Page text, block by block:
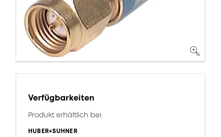
Verfügbarkeiten
Produkt erhältlich bei:
HUBER+SUHNER